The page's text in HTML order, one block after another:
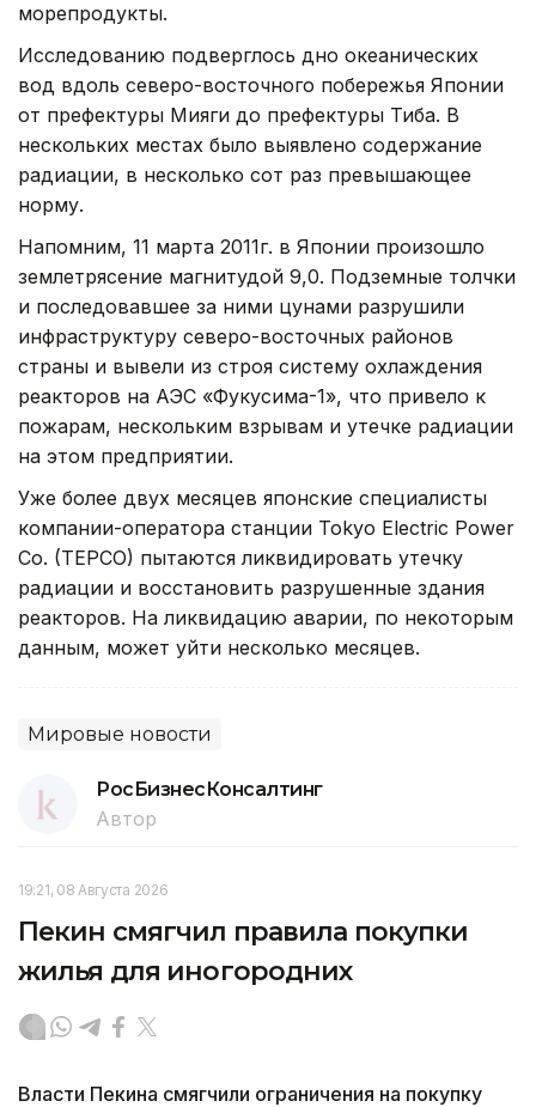
морепродукты.
Исследованию подверглось дно океанических
вод вдоль северо-восточного побережья Японии
от префектуры Мияги до префектуры Тиба. В
нескольких местах было выявлено содержание
радиации, в несколько сот раз превышающее
норму.
Напомним, 11 марта 2011г. в Японии произошло
землетрясение магнитудой 9,0. Подземные толчки
и последовавшее за ними цунами разрушили
инфраструктуру северо-восточных районов
страны и вывели из строя систему охлаждения
реакторов на АЭС «Фукусима-1», что привело к
пожарам, нескольким взрывам и утечке радиации
на этом предприятии.
Уже более двух месяцев японские специалисты
компании-оператора станции Tokyo Electric Power
Co. (TEPCO) пытаются ликвидировать утечку
радиации и восстановить разрушенные здания
реакторов. На ликвидацию аварии, по некоторым
данным, может уйти несколько месяцев.
Мировые новости
РосБизнесКонсалтинг
Автор
19:21, 08 Августа 2026
Пекин смягчил правила покупки
жилья для иногородних
Власти Пекина смягчили ограничения на покупку